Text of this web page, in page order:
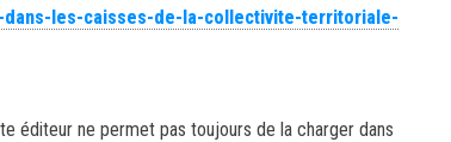
dans-les-caisses-de-la-collectivite-territoriale-
éditeur ne permet pas toujours de la charger dans